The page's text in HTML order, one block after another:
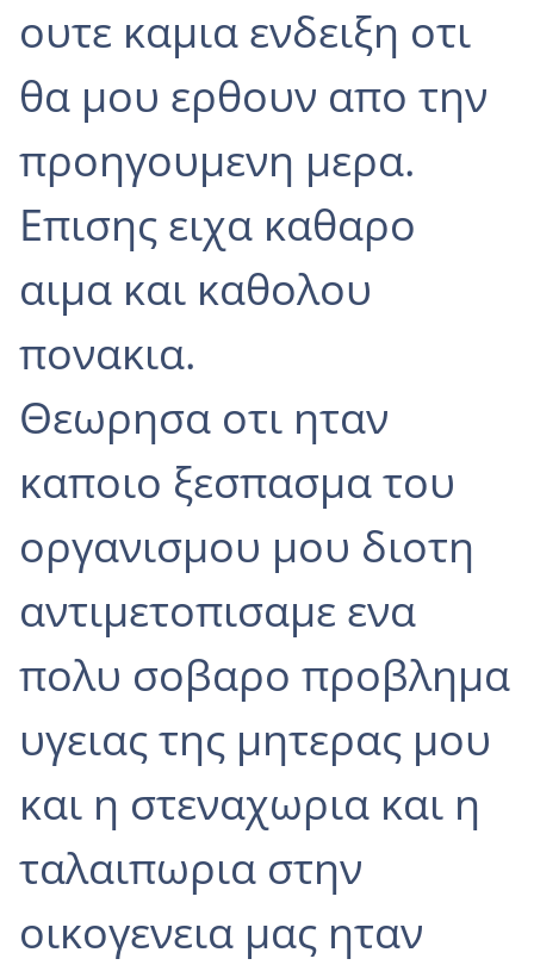
ουτε καμια ενδειξη οτι
θα μου ερθουν απο την
προηγουμενη μερα.
Επισης ειχα καθαρο
αιμα και καθολου
πονακια.
Θεωρησα οτι ηταν
καποιο ξεσπασμα του
οργανισμου μου διοτη
αντιμετοπισαμε ενα
πολυ σοβαρο προβλημα
υγειας της μητερας μου
και η στεναχωρια και η
ταλαιπωρια στην
οικογενεια μας ηταν